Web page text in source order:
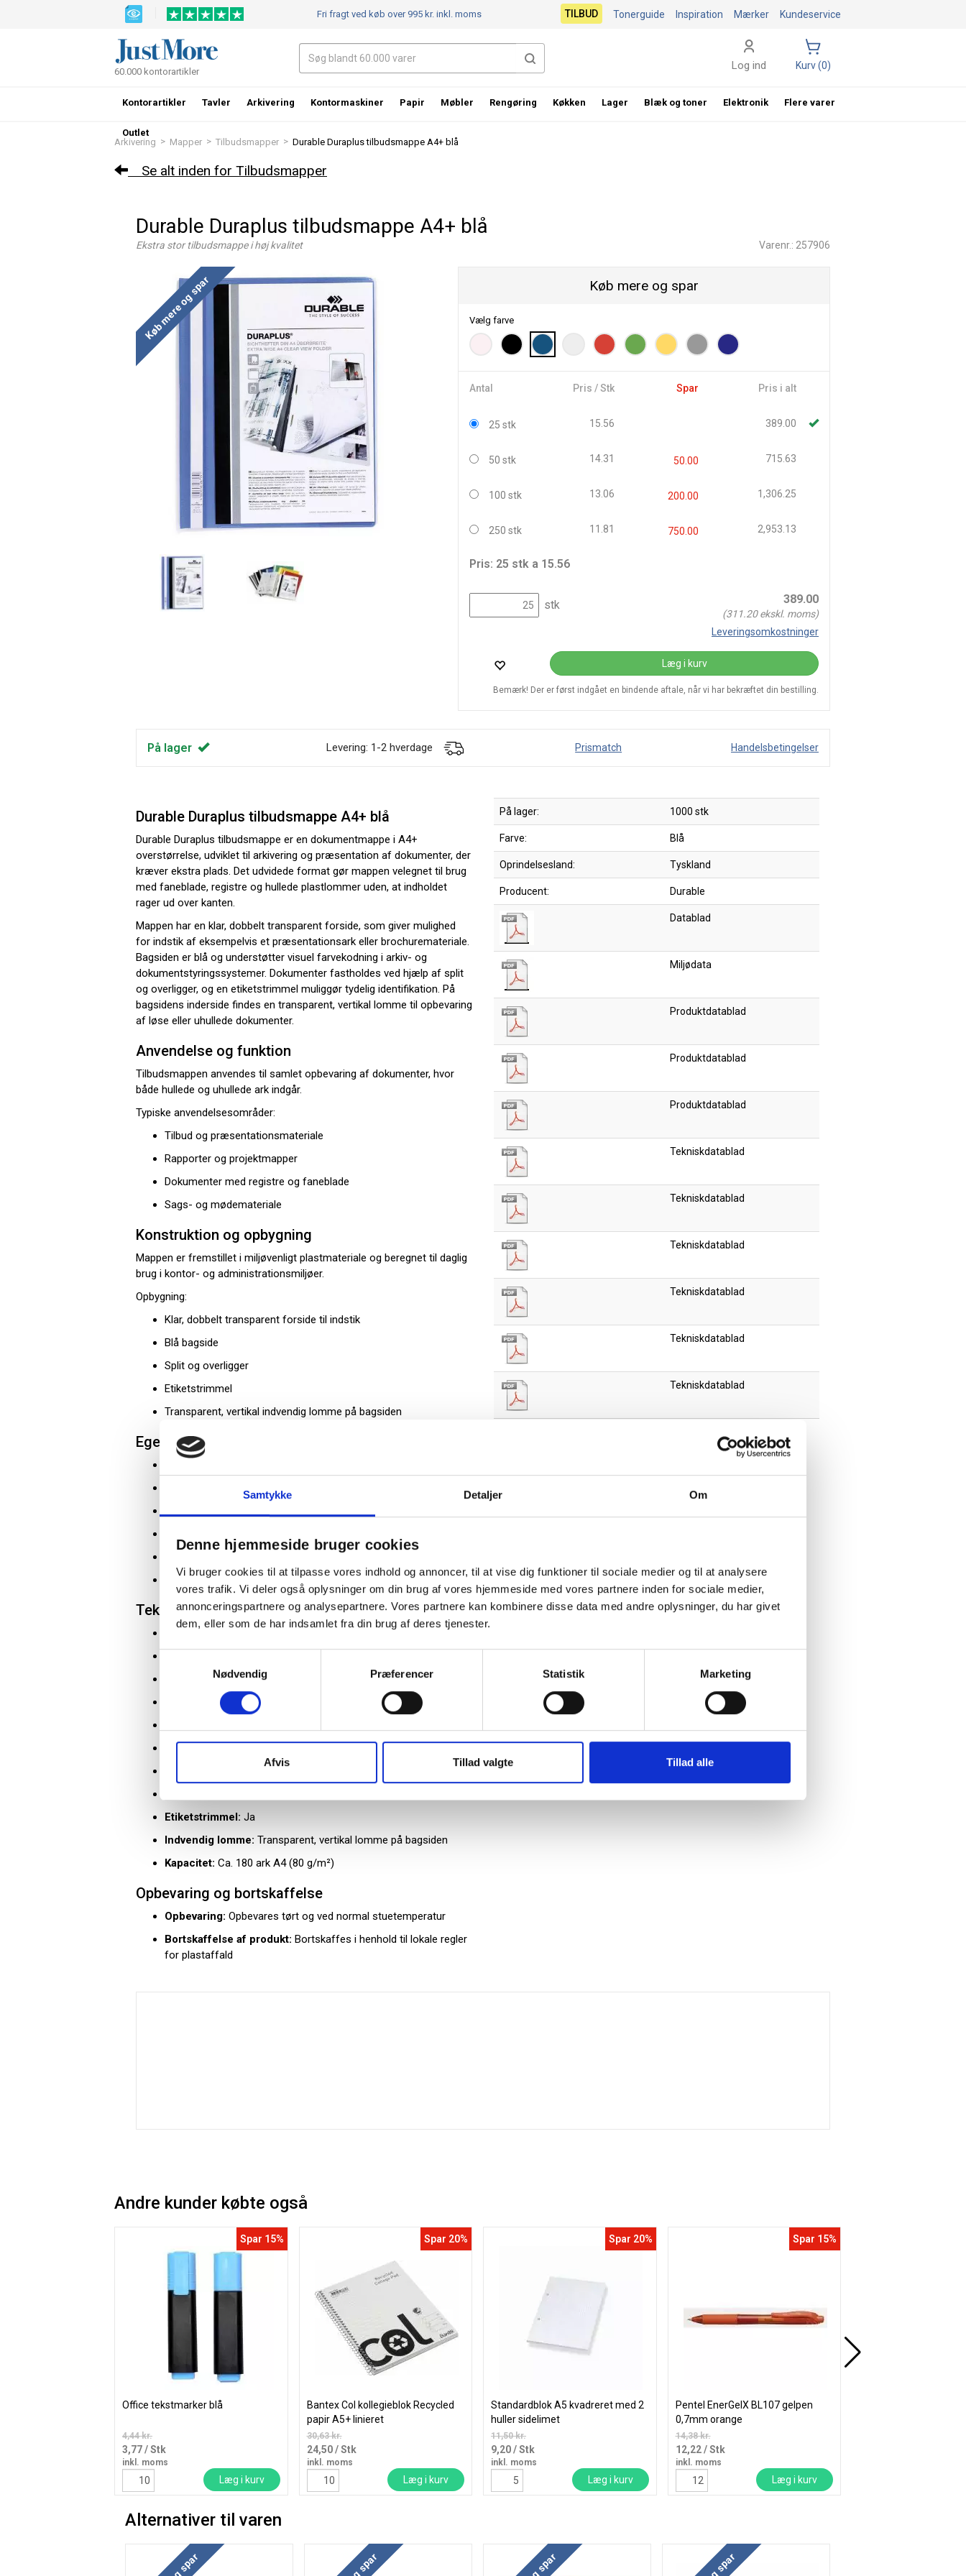
Samtykke Detaljer Om
Denne hjemmeside bruger cookies
Vi bruger cookies til at tilpasse vores indhold og annoncer, til at vise dig funktioner til sociale medier og til at analysere
vores trafik. Vi deler også oplysninger om din brug af vores hjemmeside med vores partnere inden for sociale medier,
annonceringspartnere og analysepartnere. Vores partnere kan kombinere disse data med andre oplysninger, du har givet
dem, eller som de har indsamlet fra din brug af deres tjenester.
Nødvendig
Præferencer Statistik Marketing
Afvis Tillad valgte Tillad alle
Arkivering > Mapper > Tilbudsmapper > Durable Duraplus tilbudsmappe A4+ blå
Se alt inden for Tilbudsmapper
Durable Duraplus tilbudsmappe A4+ blå
Ekstra stor tilbudsmappe i høj kvalitet Varenr.: 257906
Køb mere og spar Køb mere og spar
Vælg farve
Antal Pris / Stk Spar Pris i alt
25 stk 15.56 389.00
50 stk 14.31 50.00 715.63
100 stk 13.06 200.00 1,306.25
250 stk 11.81 750.00 2,953.13
Pris: 25 stk a 15.56
stk 389.00
(311.20ekskl. moms)
Leveringsomkostninger
Læg i kurv
Bemærk! Der er først indgået en bindende aftale, når vi har bekræftet din bestilling.
På lager Levering: 1-2 hverdage Prismatch Handelsbetingelser
Durable Duraplus tilbudsmappe A4+ blå
Durable Duraplus tilbudsmappe er en dokumentmappe i A4+
overstørrelse, udviklet til arkivering og præsentation af dokumenter, der
kræver ekstra plads. Det udvidede format gør mappen velegnet til brug
med faneblade, registre og hullede plastlommer uden, at indholdet
rager ud over kanten.
Mappen har en klar, dobbelt transparent forside, som giver mulighed
for indstik af eksempelvis et præsentationsark eller brochuremateriale.
Bagsiden er blå og understøtter visuel farvekodning i arkiv- og
dokumentstyringssystemer. Dokumenter fastholdes ved hjælp af split
og overligger, og en etiketstrimmel muliggør tydelig identifikation. På
bagsidens inderside findes en transparent, vertikal lomme til opbevaring
af løse eller uhullede dokumenter.
Anvendelse og funktion
Tilbudsmappen anvendes til samlet opbevaring af dokumenter, hvor
både hullede og uhullede ark indgår.
Typiske anvendelsesområder:
Tilbud og præsentationsmateriale
Rapporter og projektmapper
Dokumenter med registre og faneblade
Sags- og mødemateriale
Konstruktion og opbygning
Mappen er fremstillet i miljøvenligt plastmateriale og beregnet til daglig
brug i kontor- og administrationsmiljøer.
Opbygning:
Klar, dobbelt transparent forside til indstik
Blå bagside
Split og overligger
Etiketstrimmel
Transparent, vertikal indvendig lomme på bagsiden
Egenskaber og fordele
Klar forside til præsentation af dokumentets forside
Etiketstrimmel til identifikation
Fremstillet i miljøvenligt plast
Tekniske specifikationer
Produktbetegnelse:
Duraplus
A4+ (overstørrelse)
Forside:Klar, dobbelt transparent
Etiketstrimmel: Ja
Indvendig lomme: Transparent, vertikal lomme på bagsiden
Kapacitet: Ca. 180 ark A4 (80 g/m²)
Opbevaring og bortskaffelse
Opbevaring: Opbevares tørt og ved normal stuetemperatur
Bortskaffelse af produkt: Bortskaffes i henhold til lokale regler
for plastaffald
På lager: 1000 stk
Farve: Blå
Oprindelsesland: Tyskland
Producent: Durable
Datablad
Miljødata
Produktdatablad
Produktdatablad
Produktdatablad
Tekniskdatablad
Tekniskdatablad
Tekniskdatablad
Tekniskdatablad
Tekniskdatablad
Tekniskdatablad
Andre kunder købte også
Spar 15%
Office tekstmarker blå
4,44 kr.
3,77/ Stk
inkl. moms
Læg i kurv
Spar 20%
Bantex Col kollegieblok Recycled
papir A5+ linieret
30,63 kr.
24,50/ Stk
inkl. moms
Læg i kurv
Spar 20%
Standardblok A5 kvadreret med 2
huller sidelimet
11,50 kr.
9,20/ Stk
inkl. moms
Læg i kurv
Spar 15%
Pentel EnerGelX BL107 gelpen
0,7mm orange
14,38 kr.
12,22/ Stk
inkl. moms
Læg i kurv
Alternativer til varen
Fri fragt ved køb over 995 kr.inkl. moms Kundeservice
Mærker
Inspiration
Tonerguide
TILBUD
60.000 kontorartikler Log ind Kurv (0)
Kontorartikler Tavler Arkivering Kontormaskiner Papir Møbler Rengøring Køkken Lager Blæk og toner Elektronik Flere varer
Outlet